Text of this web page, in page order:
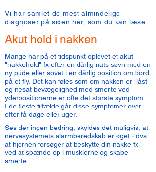
Vi har samlet de mest almindelige
diagnoser på siden her, som du kan læse:
Akut hold i nakken
Mange har på et tidspunkt oplevet et akut
"nakkehold" fx efter en dårlig nats søvn med en
ny pude eller sovet i en dårlig position om bord
på et fly. Det kan føles som om nakken er "låst"
og nesat bevægelighed med smerte ved
yderpositionerne er ofte det største symptom.
I de fleste tilfælde går disse symptomer over
efter få dage eller uger.
Ses der ingen bedring, skyldes det muligvis, at
nervesystemets alarmberedskab er øget - dvs.
at hjernen forsøger at beskytte din nakke fx
ved at spænde op i musklerne og skabe
smerte.